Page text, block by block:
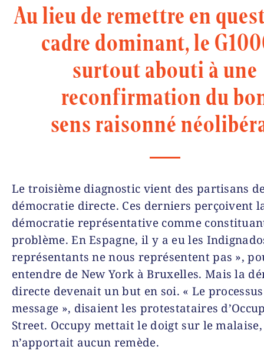
Au lieu de remettre en
cadre dominant, le
surtout abouti à une
reconfirmation du
sens raisonné
Le troisième diagnostic vient des partisans
démocratie directe. Ces derniers perçoivent
démocratie représentative comme
problème. En Espagne, il y a eu les
représentants ne nous représentent pas »,
entendre de New York à Bruxelles. Mais la
directe devenait un but en soi. « Le
message », disaient les protestataires
Street. Occupy mettait le doigt sur le
n’apportait aucun remède.